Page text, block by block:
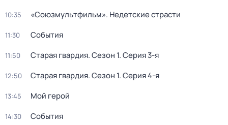
10:35 «Союзмультфильм». Недетские страсти
11:30 События
11:50 Старая гвардия. Сезон 1. Серия 3-я
12:50 Старая гвардия. Сезон 1. Серия 4-я
13:45 Мой герой
14:30 События